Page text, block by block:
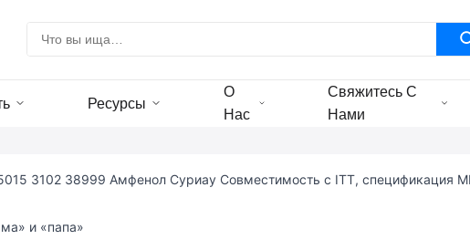
Ресурсы
О
Нас
Свяжитесь С
Нами
3102 38999 Амфенол Суриау Совместимость с ITT, спецификация
и «папа»